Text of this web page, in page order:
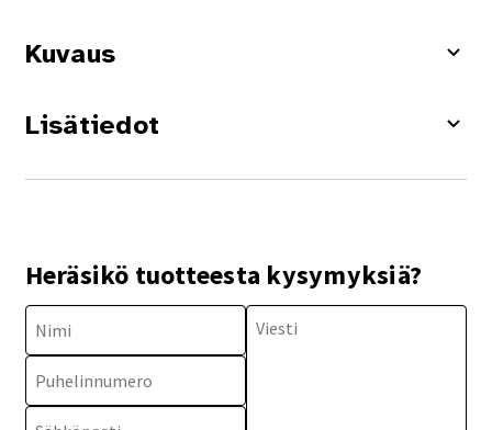
Kuvaus
Lisätiedot
Heräsikö tuotteesta kysymyksiä?